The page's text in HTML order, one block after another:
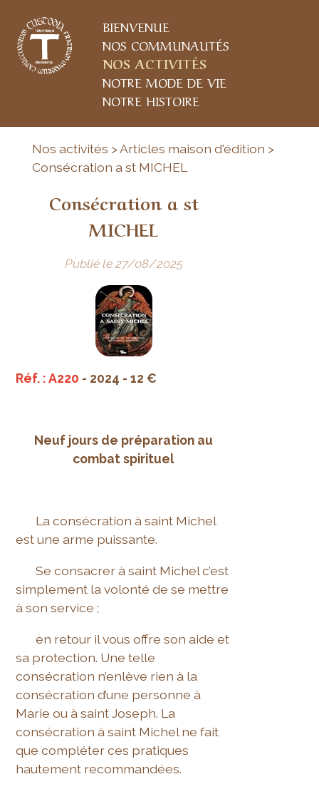
BIENVENUE
NOS COMMUNAUTÉS
NOS ACTIVITÉS
NOTRE MODE DE VIE
NOTRE HISTOIRE
Nos activités > Articles maison d'édition >
Consécration a st MICHEL
Consécration a st
MICHEL
Publié le 27/08/2025
Réf. : A220 - 2024 - 12 €
Neuf jours de préparation au
combat spirituel
La consécration à saint Michel
est une arme puissante.
Se consacrer à saint Michel c’est
simplement la volonté de se mettre
à son service ;
en retour il vous offre son aide et
sa protection. Une telle
consécration n’enlève rien à la
consécration d’une personne à
Marie ou à saint Joseph. La
consécration à saint Michel ne fait
que compléter ces pratiques
hautement recommandées.